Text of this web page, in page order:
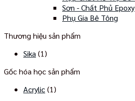
Sơn - Chất Phủ Epoxy
Phụ Gia Bê Tông
Thương hiệu sản phẩm
Sika (1)
Gốc hóa học sản phẩm
Acrylic(1)